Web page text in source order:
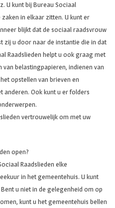
U kunt bij Bureau Sociaal
in elkaar zitten. U kunt er
blijkt dat de sociaal raadsvrouw
zij u door naar de instantie die in dat
Raadslieden helpt u ook graag met
belastingpapieren, indienen van
opstellen van brieven en
anderen. Ook kunt u er folders
vertrouwelijk om met uw
open?
Raadslieden elke
in het gemeentehuis. U kunt
u niet in de gelegenheid om op
kunt u het gemeentehuis bellen